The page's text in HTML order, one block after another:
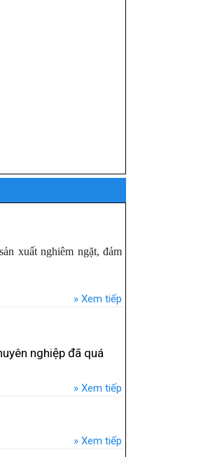
xuất nghiêm ngặt, đảm
Xem tiếp
nghiệp đã quá
Xem tiếp
Xem tiếp